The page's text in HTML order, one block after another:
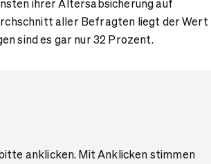
ihrer Altersabsicherung auf
aller Befragten liegt der Wert
sind es gar nur 32 Prozent.
anklicken. Mit Anklicken stimmen